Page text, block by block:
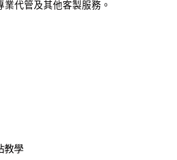
業代管及其他客製服務。
教學